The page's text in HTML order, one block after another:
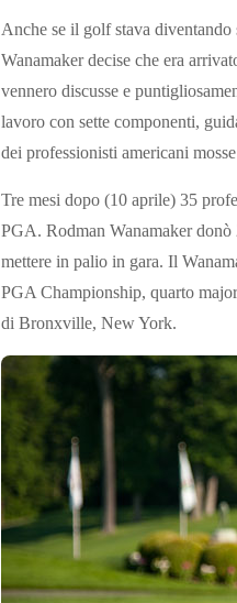
Anche se il golf stava diventando
Wanamaker decise che era
vennero discusse e
lavoro con sette componenti,
dei professionisti americani
Tre mesi dopo (10 aprile) 35
PGA. Rodman Wanamaker
mettere in palio in gara. Il
PGA Championship, quarto
di Bronxville, New York.